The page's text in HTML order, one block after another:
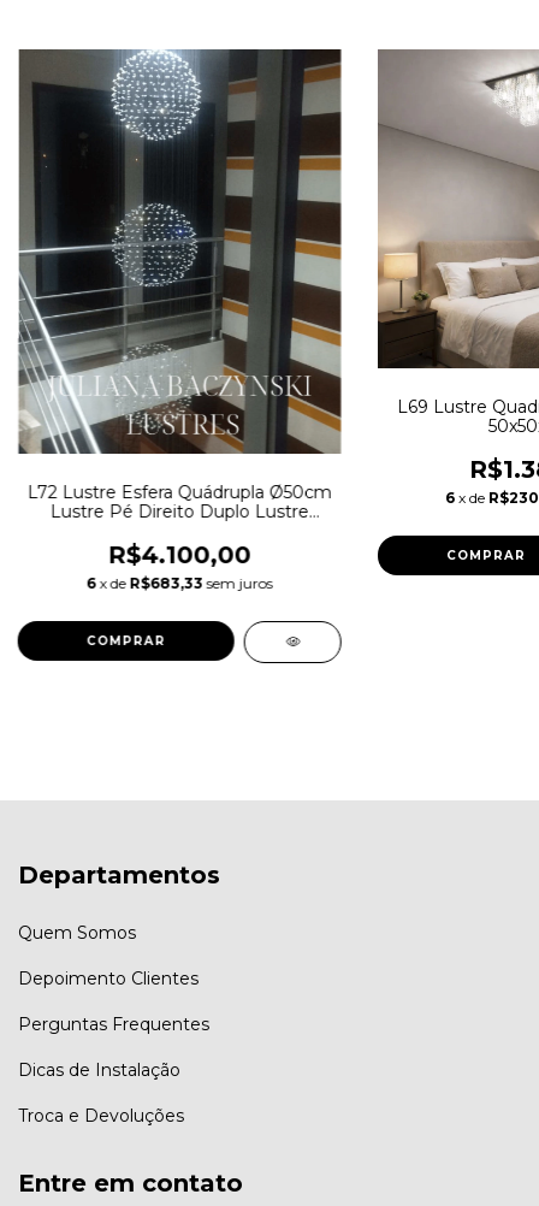
L72 Lustre Esfera Quádrupla Ø50cm
Lustre Pé Direito Duplo Lustre
R$4.100,00
6 x de R$683,33 sem juros
COMPRAR
L69 Lustre
6 x de
Departamentos
Quem Somos
Depoimento Clientes
Perguntas Frequentes
Dicas de Instalação
Troca e Devoluções
Entre em contato